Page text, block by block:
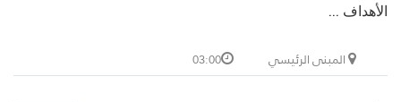
الأهداف ...
المبنى الرئيسي 03:00